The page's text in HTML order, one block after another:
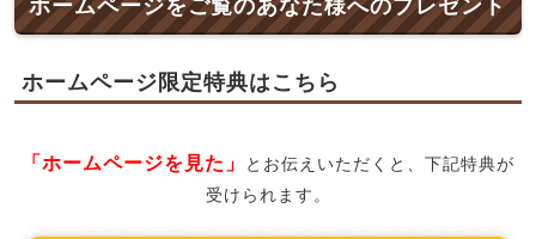
ホームページをご覧のあなた様へのプレゼント
ホームページ限定特典はこちら
「ホームページを見た」
とお伝えいただくと、下記特典が
受けられます。